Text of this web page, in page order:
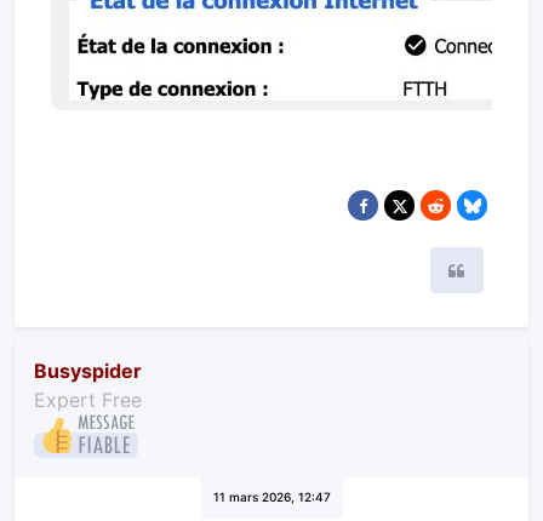
Busyspider
Expert Free
11 mars 2026, 12:47